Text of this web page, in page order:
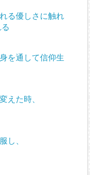
る優しさに触れ
を通して信仰生
えた時、
し、